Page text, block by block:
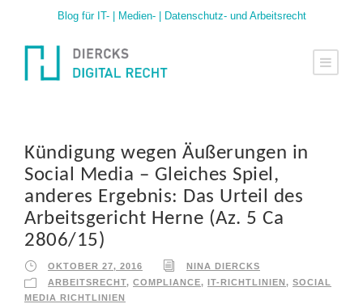
Blog für IT- | Medien- | Datenschutz- und Arbeitsrecht
Kündigung wegen Äußerungen in
Social Media – Gleiches Spiel,
anderes Ergebnis: Das Urteil des
Arbeitsgericht Herne (Az. 5 Ca
2806/15)
OKTOBER 27, 2016
NINA DIERCKS
ARBEITSRECHT, COMPLIANCE, IT-RICHTLINIEN , SOCIAL
MEDIA RICHTLINIEN